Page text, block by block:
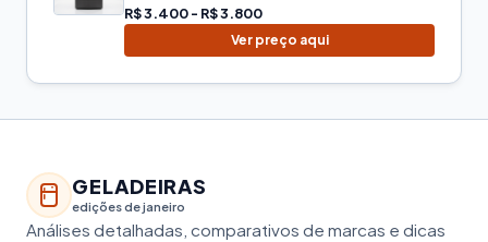
R$ 3.400 - R$ 3.800
Ver preço aqui
GELADEIRAS
edições de janeiro
Análises detalhadas, comparativos de marcas e dicas